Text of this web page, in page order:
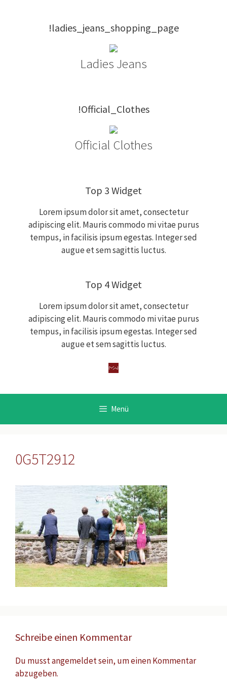
!ladies_jeans_shopping_page
Ladies Jeans
!Official_Clothes
Official Clothes
Top 3 Widget
Lorem ipsum dolor sit amet, consectetur
adipiscing elit. Mauris commodo mi vitae purus
tempus, in facilisis ipsum egestas. Integer sed
augue et sem sagittis luctus.
Top 4 Widget
Lorem ipsum dolor sit amet, consectetur
adipiscing elit. Mauris commodo mi vitae purus
tempus, in facilisis ipsum egestas. Integer sed
augue et sem sagittis luctus.
Menü
0G5T2912
Schreibe einen Kommentar
Du musstangemeldetsein, um einen Kommentar
abzugeben.